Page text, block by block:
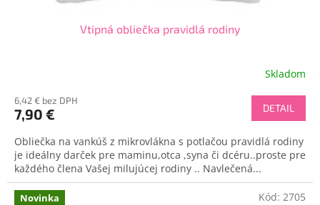
Vtipná obliečka pravidlá rodiny
Skladom
6,42 € bez DPH
7,90 € DETAIL
Obliečka na vankúš z mikrovlákna s potlačou pravidlá rodiny
je ideálny darček pre maminu,otca ,syna či dcéru..proste pre
každého člena Vašej milujúcej rodiny .. Navlečená...
Novinka Kód: 2705